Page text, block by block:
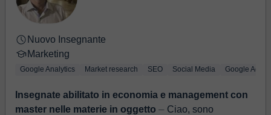
Nuovo Insegnante
Marketing
Google Analytics Market research SEO Social Media Google Ads
Insegnate abilitato in economia e management con
master nelle materie in oggetto ⏤ Ciao, sono